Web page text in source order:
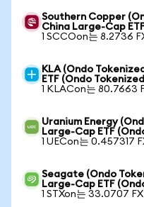
Southern Copper
China Large-Cap
1 SCCOon는 8.2736
KLA (Ondo
ETF (Ondo
1 KLACon는 80.7663
Uranium Energy
Large-Cap ETF
1 UECon는 0.457317
Seagate (Ondo
Large-Cap ETF
1 STXon는 33.0707